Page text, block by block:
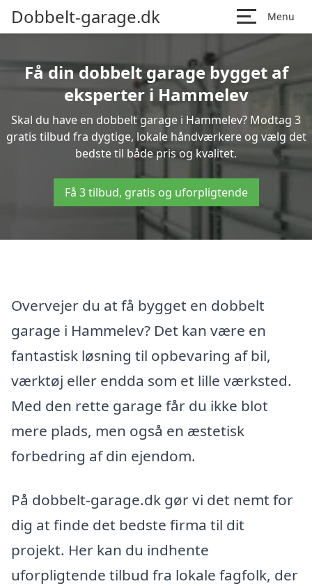
Dobbelt-garage.dk Menu
Få din dobbelt garage bygget af
eksperter i Hammelev
Skal du have en dobbelt garage i Hammelev? Modtag 3
gratis tilbud fra dygtige, lokale håndværkere og vælg det
bedste til både pris og kvalitet.
Få 3 tilbud, gratis og uforpligtende
Overvejer du at få bygget en dobbelt
garage i Hammelev? Det kan være en
fantastisk løsning til opbevaring af bil,
værktøj eller endda som et lille værksted.
Med den rette garage får du ikke blot
mere plads, men også en æstetisk
forbedring af din ejendom.
På dobbelt-garage.dk gør vi det nemt for
dig at finde det bedste firma til dit
projekt. Her kan du indhente
uforpligtende tilbud fra lokale fagfolk, der